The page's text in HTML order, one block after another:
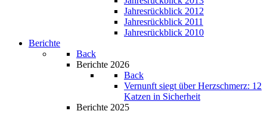
Jahresrückblick 2012
Jahresrückblick 2011
Jahresrückblick 2010
Berichte
Back
Berichte 2026
Back
Vernunft siegt über Herzschmerz: 12
Katzen in Sicherheit
Berichte 2025